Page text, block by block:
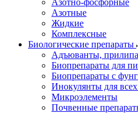
Азотно-фосфорные
Азотные
Жидкие
Комплексные
Биологические препараты
Адъюванты,
Биопрепараты для
Биопрепараты с
Инокулянты для
Микроэлементы
Почвенные